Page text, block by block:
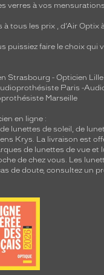
à vos
tous les prix , d’Air
faire le choix
Strasbourg - Opticien Lille
Paris -
Marseille
en ligne :
lunettes de soleil, de
Krys. La livraison est
de lunettes de vue et
de chez vous. Les
de doute, consultez un